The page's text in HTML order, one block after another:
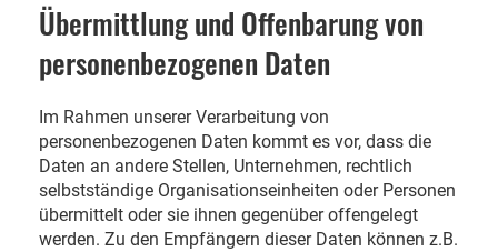
Übermittlung und Offenbarung von
personenbezogenen Daten
Im Rahmen unserer Verarbeitung von
personenbezogenen Daten kommt es vor, dass die
Daten an andere Stellen, Unternehmen, rechtlich
selbstständige Organisationseinheiten oder Personen
übermittelt oder sie ihnen gegenüber offengelegt
werden. Zu den Empfängern dieser Daten können z.B.